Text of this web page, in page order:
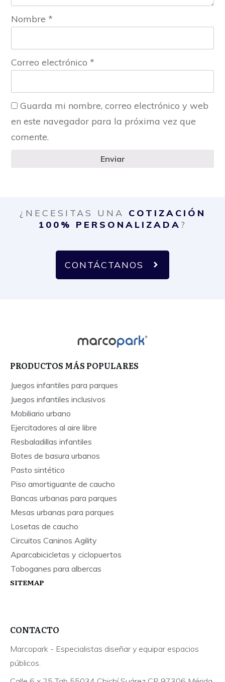
Nombre *
Correo electrónico *
Guarda mi nombre, correo electrónico y web
en este navegador para la próxima vez que
comente.
Enviar
¿NECESITAS UNA COTIZACIÓN
100% PERSONALIZADA ?
CONTÁCTANOS
PRODUCTOS MÁS POPULARES
Juegos infantiles para parques
Juegos infantiles inclusivos
Mobiliario urbano
Ejercitadores al aire libre
Resbaladillas infantiles
Botes de basura urbanos
Pasto sintético
Piso amortiguante de caucho
Bancas urbanas para parques
Mesas urbanas para parques
Losetas de caucho
Circuitos Caninos Agility
Aparcabicicletas y ciclopuertos
Toboganes para albercas
SITEMAP
CONTACTO
Marcopark - Especialistas diseñar y equipar espacios
públicos.